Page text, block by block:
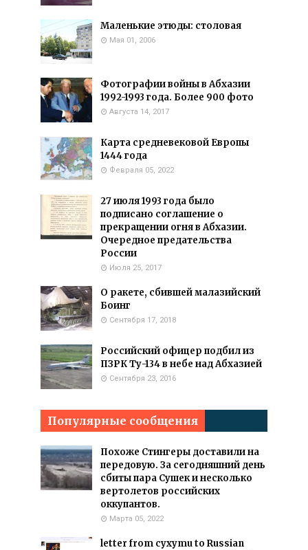
Маленькие этюды: столовая
Мая 01, 2006
Фотографии войны в Абхазии
1992-1993 года. Более 900 фото
Августа 14, 2017
Карта средневековой Европы
1444 года
Февраля 05, 2022
27 июля 1993 года было
подписано соглашение о
прекращении огня в Абхазии.
Очередное предательства
России
Июля 25, 2017
О ракете, сбившей малазийский
Боинг
Сентября 17, 2018
Российский офицер подбил из
ПЗРК Ту-134 в небе над Абхазией
Сентября 23, 2016
Популярные сообщения
Похоже Стингеры доставили на
передовую. За сегодняшний день
сбиты пара Сушек и несколько
вертолетов российских
оккупантов.
Марта 05, 2022
letter from cyxymu to Russian